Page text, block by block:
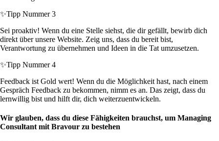
✨Tipp Nummer 3
Sei proaktiv! Wenn du eine Stelle siehst, die dir gefällt, bewirb dich
direkt über unsere Website. Zeig uns, dass du bereit bist,
Verantwortung zu übernehmen und Ideen in die Tat umzusetzen.
✨Tipp Nummer 4
Feedback ist Gold wert! Wenn du die Möglichkeit hast, nach einem
Gespräch Feedback zu bekommen, nimm es an. Das zeigt, dass du
lernwillig bist und hilft dir, dich weiterzuentwickeln.
Wir glauben, dass du diese Fähigkeiten brauchst, um Managing
Consultant mit Bravour zu bestehen